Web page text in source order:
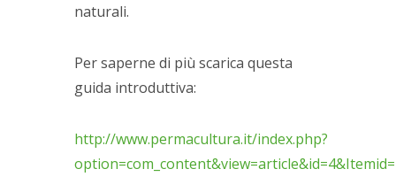
naturali.
Per saperne di più scarica questa
guida introduttiva:
http://www.permacultura.it/index.php?